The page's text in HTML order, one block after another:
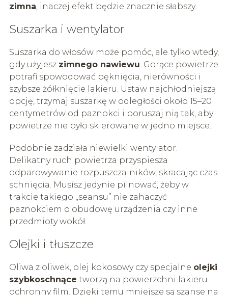
zimna, inaczej efekt będzie znacznie słabszy.
Suszarka i wentylator
Suszarka do włosów może pomóc, ale tylko wtedy,
gdy użyjesz zimnego nawiewu. Gorące powietrze
potrafi spowodować pęknięcia, nierówności i
szybsze żółknięcie lakieru. Ustaw najchłodniejszą
opcję, trzymaj suszarkę w odległości około 15–20
centymetrów od paznokci i poruszaj nią tak, aby
powietrze nie było skierowane w jedno miejsce.
Podobnie zadziała niewielki wentylator.
Delikatny ruch powietrza przyspiesza
odparowywanie rozpuszczalników, skracając czas
schnięcia. Musisz jedynie pilnować, żeby w
trakcie takiego „seansu” nie zahaczyć
paznokciem o obudowę urządzenia czy inne
przedmioty wokół.
Olejki i tłuszcze
Oliwa z oliwek, olej kokosowy czy specjalne olejki
szybkoschnące tworzą na powierzchni lakieru
ochronny film. Dzięki temu mniejsze są szanse na